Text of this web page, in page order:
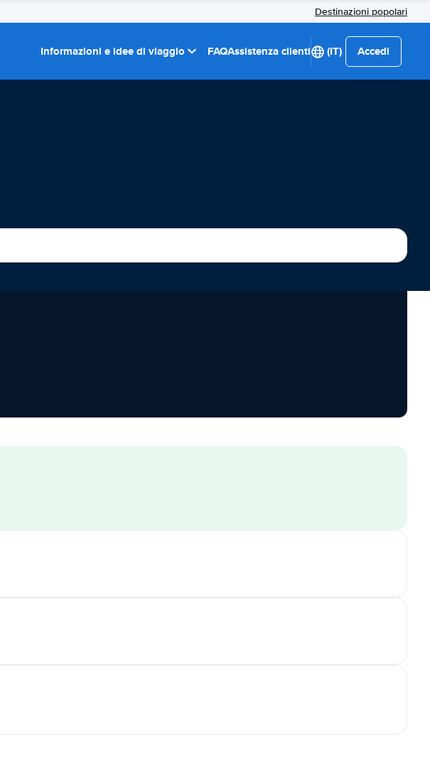
Destinazioni popolari
Informazioni e idee di viaggio FAQAssistenza clienti (IT) Accedi